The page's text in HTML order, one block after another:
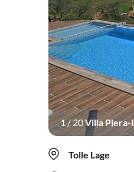
1/20Villa Piera-
Tolle Lage